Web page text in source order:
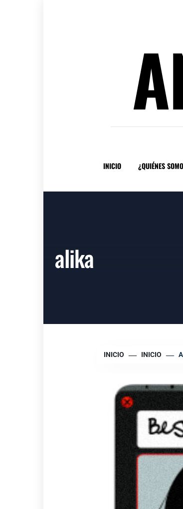
INICIO ¿QUIÉNES
alika
INICIO INICIO